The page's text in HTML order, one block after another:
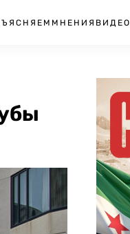
МНЕНИЯ ВИДЕО